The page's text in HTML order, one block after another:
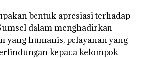
bentuk apresiasi terhadap
dalam menghadirkan
yang humanis, pelayanan yang
kepada kelompok